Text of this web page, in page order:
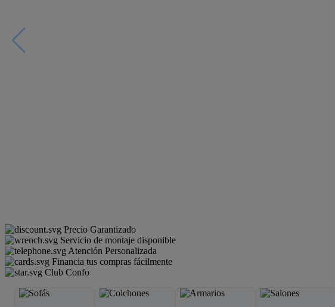
Precio Garantizado
Servicio de montaje disponible
Atención Personalizada
Financia tus compras fácilmente
Club Confo